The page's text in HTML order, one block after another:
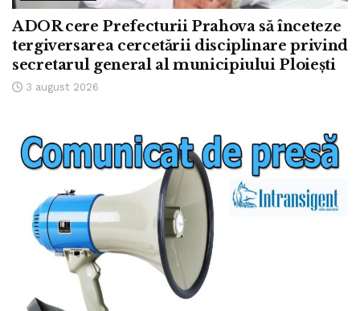
ADOR cere Prefecturii Prahova să înceteze
tergiversarea cercetării disciplinare privind
secretarul general al municipiului Ploiești
3 august 2026